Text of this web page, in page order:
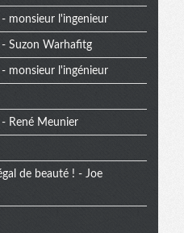
- monsieur l'ingenieur
- Suzon Warhafitg
- monsieur l'ingénieur
- René Meunier
de beauté ! - Joe